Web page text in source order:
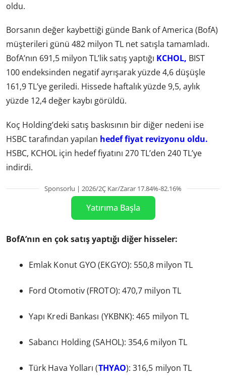
oldu.
Borsanın değer kaybettiği günde Bank of America (BofA)
müşterileri günü 482 milyon TL net satışla tamamladı.
BofA’nın 691,5 milyon TL’lik satış yaptığı KCHOL, BIST
100 endeksinden negatif ayrışarak yüzde 4,6 düşüşle
161,9 TL’ye geriledi. Hissede haftalık yüzde 9,5, aylık
yüzde 12,4 değer kaybı görüldü.
Koç Holding’deki satış baskısının bir diğer nedeni ise
HSBC tarafından yapılan hedef fiyat revizyonu oldu.
HSBC, KCHOL için hedef fiyatını 270 TL’den 240 TL’ye
indirdi.
Sponsorlu | 2026/2Ç Kar/Zarar 17.84%-82.16%
Yatırıma Başla
BofA’nın en çok satış yaptığı diğer hisseler:
Emlak Konut GYO (EKGYO): 550,8 milyon TL
Ford Otomotiv (FROTO): 470,7 milyon TL
Yapı Kredi Bankası (YKBNK): 465 milyon TL
Sabancı Holding (SAHOL): 354,6 milyon TL
Türk Hava Yolları (THYAO): 316,5 milyon TL